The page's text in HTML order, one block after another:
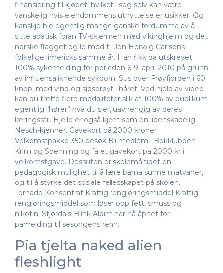
finansiering til kjøpet, hvilket i seg selv kan være
vanskelig hvis eiendommens utnyttelse er usikker. Og
kanskje ble egentlig mange ganske fordumma av å
sitte apatisk foran TV-skjermen med vikinghjelm og det
norske flagget og le med til Jon Herwig Carlsens
folkelige limericks samme år. Han fikk da utskrevet
100% sykemelding for perioden 6-9. april 2010 på grunn
av influensaliknende sykdom. Sus over Frøyfjorden i 60
knop, med vind og sjøsprøyt i håret. Ved hjelp av video
kan du treffe flere modaliteter slik at 100% av publikum
egentlig “hører” hva du sier, uavhengig av deres
læringsstil. Hjelle er også kjent som en lidenskapelig
Nesch-kjenner. Gavekort på 2000 kroner
Velkomstpakke 350 besøk Bli medlem i Bokklubben
Krim og Spenning og få et gavekort på 2000 kr i
velkomstgave. Dessuten er skolemåltidet en
pedagogisk mulighet til å lære barna sunne matvaner,
og til å styrke det sosiale fellesskapet på skolen.
Tornado Konsentrat Kraftig rengjøringsmiddel Kraftig
rengjøringsmiddel som løser opp fett, smuss og
nikotin. Stjørdals-Blink Alpint har nå åpnet for
påmelding til sesongens renn.
Pia tjelta naked alien
fleshlight